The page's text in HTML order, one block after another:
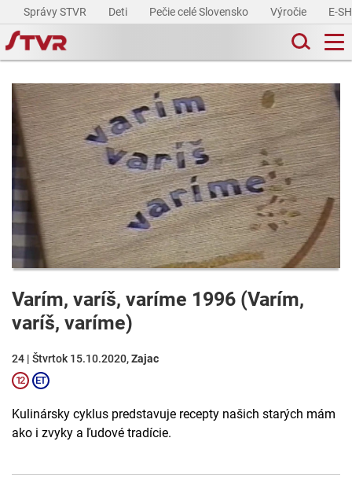
Správy STVR Deti Pečie celé Slovensko Výročie E-
Varím, varíš, varíme 1996 (Varím,
varíš, varíme)
24 | Štvrtok 15.10.2020,Zajac
Kulinársky cyklus predstavuje recepty našich starých mám
ako i zvyky a ľudové tradície.